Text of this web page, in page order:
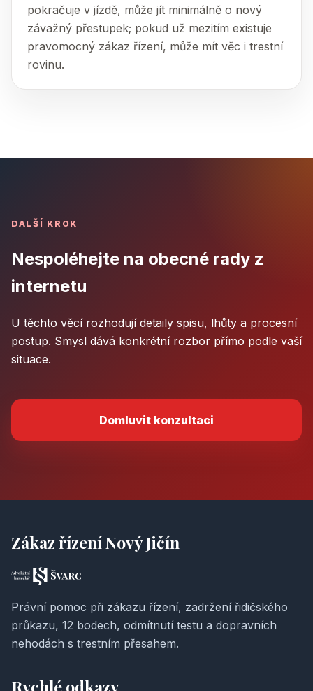
pokračuje v jízdě, může jít minimálně o nový
závažný přestupek; pokud už mezitím existuje
pravomocný zákaz řízení, může mít věc i trestní
rovinu.
DALŠÍ KROK
Nespoléhejte na obecné rady z
internetu
U těchto věcí rozhodují detaily spisu, lhůty a procesní
postup. Smysl dává konkrétní rozbor přímo podle vaší
situace.
Domluvit konzultaci
Zákaz řízení Nový Jičín
Právní pomoc při zákazu řízení, zadržení řidičského
průkazu, 12 bodech, odmítnutí testu a dopravních
nehodách s trestním přesahem.
Rychlé odkazy